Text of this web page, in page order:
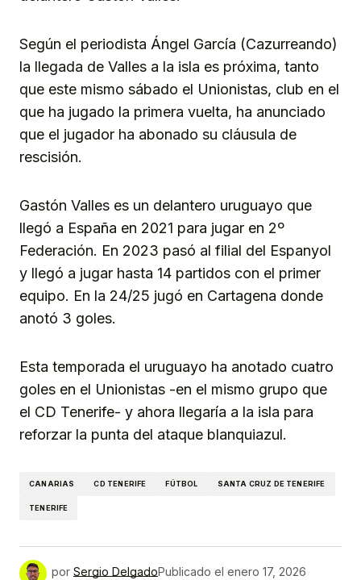
Según el periodista Ángel García (Cazurreando)
la llegada de Valles a la isla es próxima, tanto
que este mismo sábado el Unionistas, club en el
que ha jugado la primera vuelta, ha anunciado
que el jugador ha abonado su cláusula de
rescisión.
Gastón Valles es un delantero uruguayo que
llegó a España en 2021 para jugar en 2º
Federación. En 2023 pasó al filial del Espanyol
y llegó a jugar hasta 14 partidos con el primer
equipo. En la 24/25 jugó en Cartagena donde
anotó 3 goles.
Esta temporada el uruguayo ha anotado cuatro
goles en el Unionistas -en el mismo grupo que
el CD Tenerife- y ahora llegaría a la isla para
reforzar la punta del ataque blanquiazul.
CANARIAS CD TENERIFE FÚTBOL SANTA CRUZ DE TENERIFE
TENERIFE
por Sergio DelgadoPublicado el enero 17, 2026